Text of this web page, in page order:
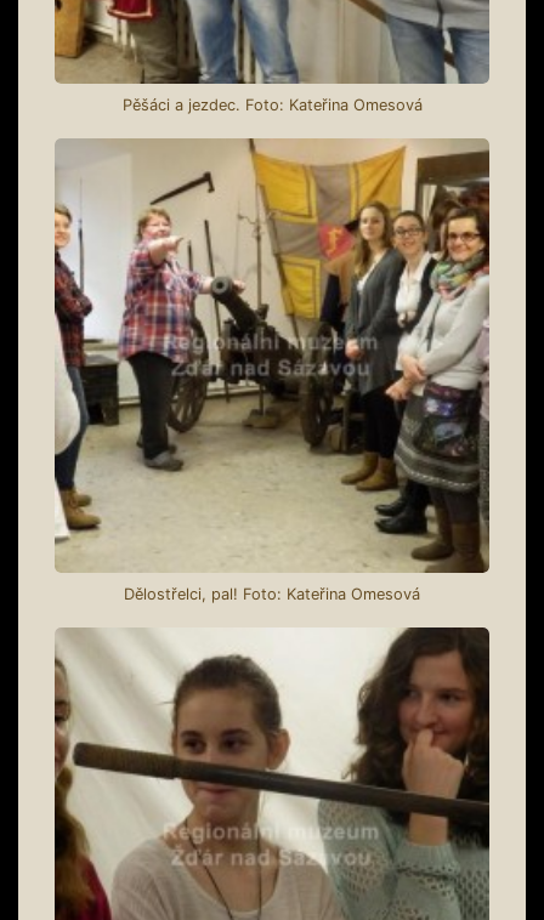
Pěšáci a jezdec. Foto: Kateřina Omesová
Dělostřelci, pal! Foto: Kateřina Omesová